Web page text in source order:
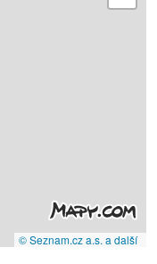
© Seznam.cz a.s. a další